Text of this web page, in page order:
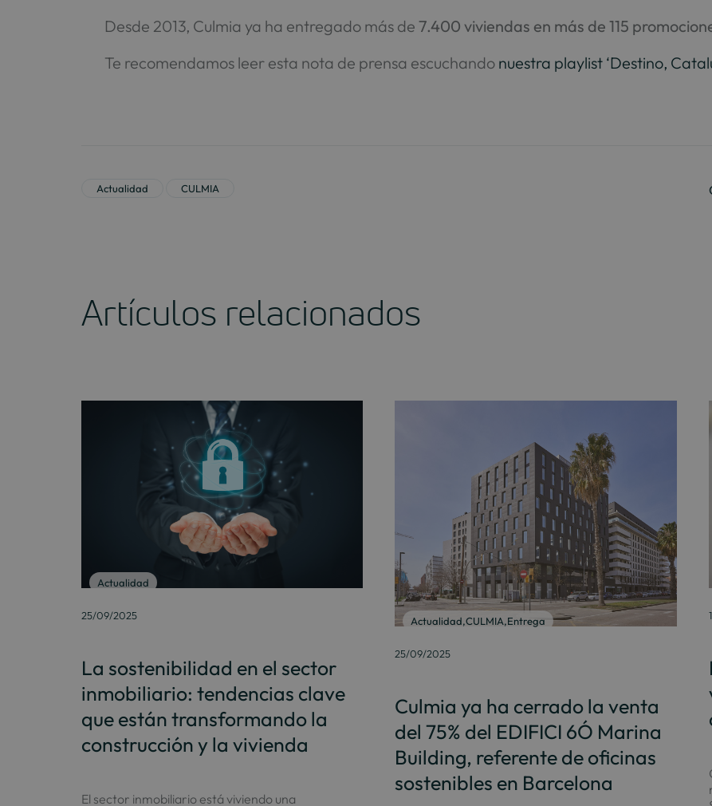
Desde 2013, Culmia ya ha entregado más de7.400 viviendas en más de 115
Te recomendamos leer esta nota de prensa escuchando nuestra playlist ‘Destino,
Actualidad CULMIA
Artículos relacionados
Actualidad
25/09/2025
La sostenibilidad en el sector
inmobiliario: tendencias clave
que están transformando la
construcción y la vivienda
El sector inmobiliario está viviendo una
Actualidad,CULMIA,Entrega
25/09/2025
Culmia ya ha cerrado la venta
del 75% del EDIFICI 6Ó Marina
Building, referente de oficinas
sostenibles en Barcelona